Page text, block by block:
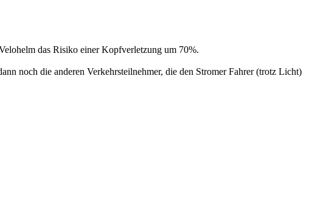
das Risiko einer Kopfverletzung um 70%.
noch die anderen Verkehrsteilnehmer, die den Stromer Fahrer (trotz Licht)